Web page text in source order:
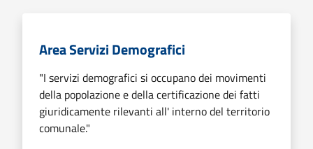
Area Servizi Demografici
"I servizi demografici si occupano dei movimenti
della popolazione e della certificazione dei fatti
giuridicamente rilevanti all' interno del territorio
comunale."